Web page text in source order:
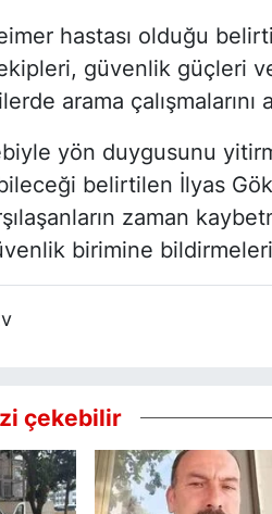
hastası olduğu
güvenlik güçleri
arama çalışmalarını
yön duygusunu
belirtilen İlyas
zaman
birimine
çekebilir